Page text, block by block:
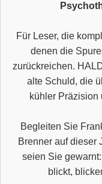
Für Leser, die
denen die
zurückreichen.
alte Schuld, die
kühler Präzision
Begleiten Sie
Brenner auf dieser
seien Sie
blickt,